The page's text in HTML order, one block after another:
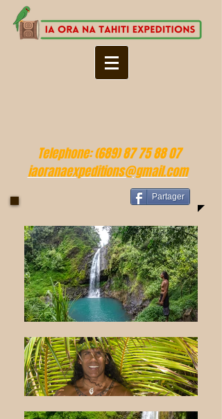
Telephone:(689) 87 75 88 07
iaoranaexpeditions@gmail.com
Partager